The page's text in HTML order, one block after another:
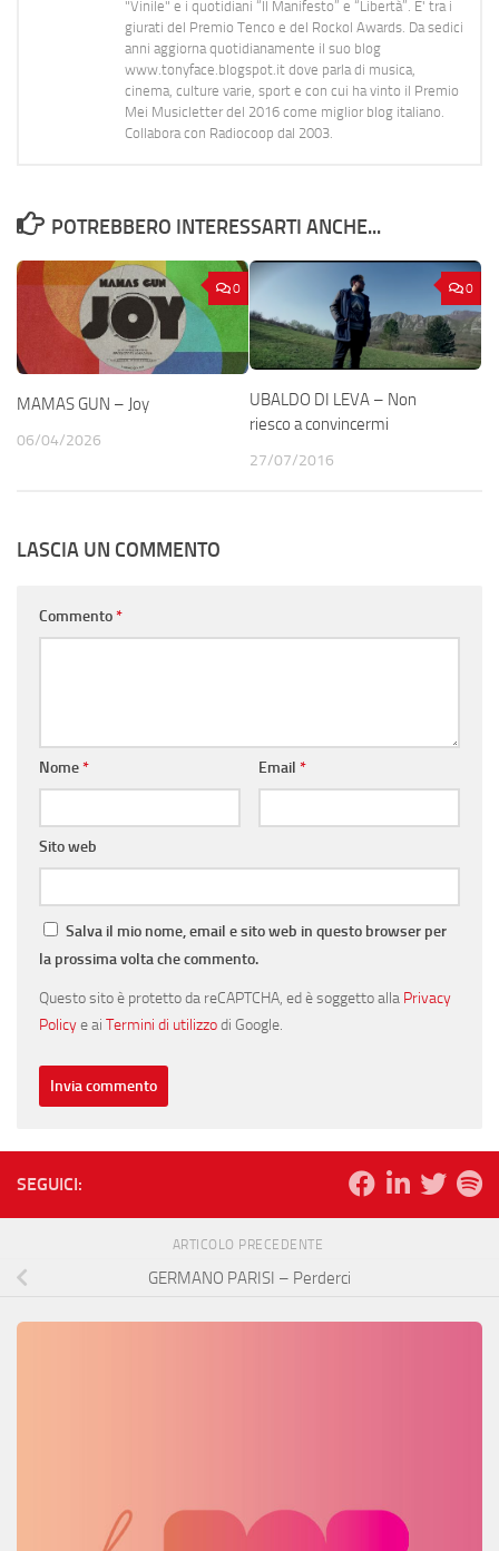
"Vinile" e i quotidiani “Il Manifesto” e “Libertà”. E' tra i
giurati del Premio Tenco e del Rockol Awards. Da sedici
anni aggiorna quotidianamente il suo blog
www.tonyface.blogspot.it dove parla di musica,
cinema, culture varie, sport e con cui ha vinto il Premio
Mei Musicletter del 2016 come miglior blog italiano.
Collabora con Radiocoop dal 2003.
POTREBBERO INTERESSARTI ANCHE...
0
MAMAS GUN – Joy
06/04/2026
0
UBALDO DI LEVA – Non
riesco a convincermi
27/07/2016
LASCIA UN COMMENTO
Commento*
Nome* Email *
Sito web
Salva il mio nome, email e sito web in questo browser per
la prossima volta che commento.
Questo sito è protetto da reCAPTCHA, ed è soggetto alla Privacy
Policye ai Termini di utilizzodi Google.
SEGUICI:
ARTICOLO PRECEDENTE
GERMANO PARISI – Perderci